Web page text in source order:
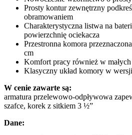
Prosty kontur zewnętrzny
obramowaniem
Charakterystyczna listwa na
powierzchnię ociekacza
Przestronna komora
cm
Komfort pracy również w
Klasyczny układ komory w
W cenie zawarte są:
armatura przelewowo-odpływowa
szafce, korek z sitkiem 3 ½”
Dane: